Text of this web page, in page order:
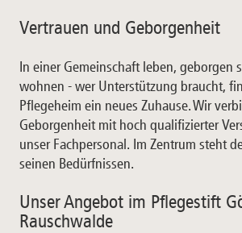
Vertrauen und Geborgenheit
In einer Gemeinschaft leben, geborgen
wohnen - wer Unterstützung braucht,
Pflegeheim ein neues Zuhause. Wir
Geborgenheit mit hoch qualifizierter
unser Fachpersonal. Im Zentrum steht
seinen Bedürfnissen.
Unser Angebot im Pflegestift
Rauschwalde